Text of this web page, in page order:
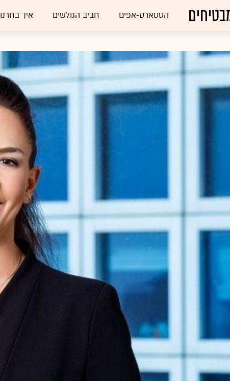
הסטארט-אפים חביב הגולשים איך בחרנו